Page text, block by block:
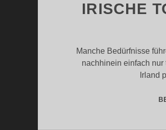
IRISCHE
Manche Bedürfnisse
nachhinein einfach
Irland